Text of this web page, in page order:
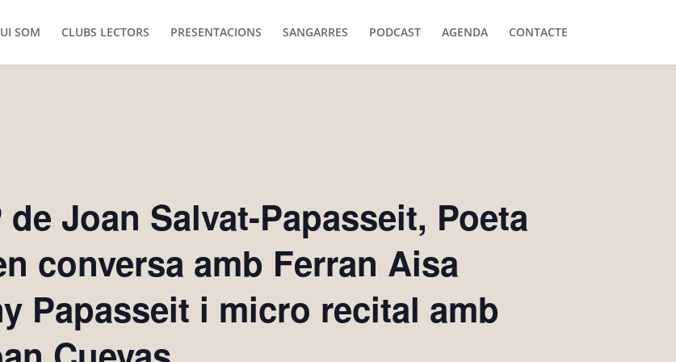
SOM CLUBS LECTORS PRESENTACIONS SANGARRES PODCAST AGENDA CONTACTE
Joan Salvat-Papasseit, Poeta
conversa amb Ferran Aisa
Papasseit i micro recital amb